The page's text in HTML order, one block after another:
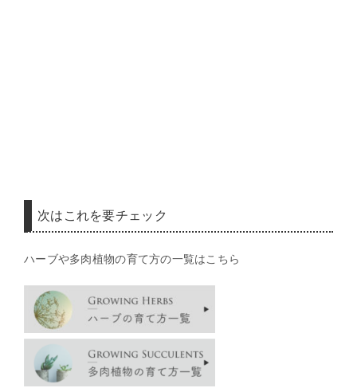
次はこれを要チェック
ハーブや多肉植物の育て方の一覧はこちら